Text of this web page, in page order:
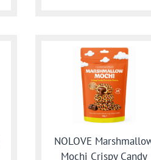
NOLOVE
Mochi Crispy Candy